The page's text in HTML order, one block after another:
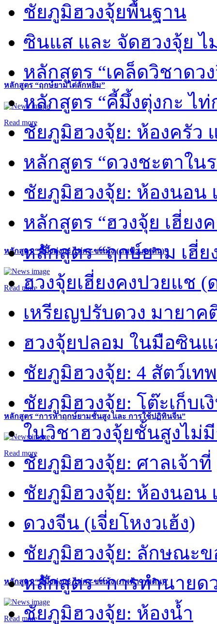
หลักสูตร “ฤกษ์ยามไต่ลักหยิ่ม”
Read more
หลักสูตร “คี้มึ้งตุ่งกะ ไท่กง-ขงเม้ง (ภพฟ้า ภพดิน)”
Read more
หลักสูตร “การหาฤกษ์ยามชั้นสูง และ การใช้ปฏิทินจีน”
Read more
หลักสูตร “คี้มึ้งตุ่งกะ ไท่กง-ขงเม้ง (ภพฟ้า ภพดิน)”
Read more
ชัยภูมิฮวงจุ้ยพื้นฐาน
ซินแส และ จัดฮวงจุ้ย ไ
หลักสูตร “เคล็ดวิชาดว
หลักสูตร “คี้มึ้งตุ่งกะ ไ
ชัยภูมิฮวงจุ้ย: ห้องครัว
หลักสูตร “ดวงชะตาใน
ชัยภูมิฮวงจุ้ย: ห้องนอน
หลักสูตร “ฮวงจุ้ย เฮี่ยง
หลักสูตร “ฤกษ์ยาม เฮี่ย
ฮวงจุ้ยเฮี่ยงคงปวยแช (
เหรียญปรับดวง มายา
ฮวงจุ้ยปลอม ในมือซิน
ชัยภูมิฮวงจุ้ย: 4 สัตว์เทพ
ชัยภูมิฮวงจุ้ย: โต๊ะเก็บเ
ในวิชาฮวงจุ้ยชั้นสูงไม่
ชัยภูมิฮวงจุ้ย: ศาลเจ้าที่
ชัยภูมิฮวงจุ้ย: ห้องนอน
ดวงจีน (เจี่ยโหงวเฮ้ง)
ชัยภูมิฮวงจุ้ย: ลักษณะ
หลักสูตร “การทำนายด
ชัยภูมิฮวงจุ้ย: ห้องน้ำ